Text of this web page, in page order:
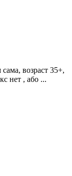
возраст 35+,
нет , або ...